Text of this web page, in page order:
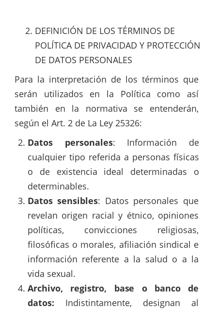
DEFINICIÓN DE LOS TÉRMINOS DE
POLÍTICA DE PRIVACIDAD Y PROTECCIÓN
DE DATOS PERSONALES
Para la interpretación de los términos que
serán utilizados en la Política como así
también en la normativa se entenderán,
según el Art. 2 de La Ley 25326:
Datos personales: Información de
cualquier tipo referida a personas físicas
o de existencia ideal determinadas o
determinables.
Datos sensibles: Datos personales que
revelan origen racial y étnico, opiniones
políticas, convicciones religiosas,
filosóficas o morales, afiliación sindical e
información referente a la salud o a la
vida sexual.
Archivo,
registro, base o banco
de
datos:
Indistintamente, designan al